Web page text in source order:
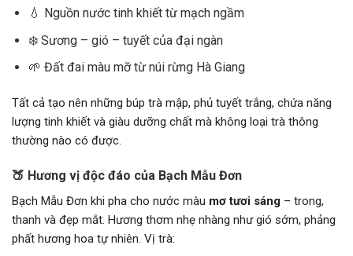
💧 Nguồn nước tinh khiết từ mạch ngầm
❄️ Sương – gió – tuyết của đại ngàn
🌱 Đất đai màu mỡ từ núi rừng Hà Giang
Tất cả tạo nên những búp trà mập, phủ tuyết trắng, chứa năng
lượng tinh khiết và giàu dưỡng chất mà không loại trà thông
thường nào có được.
🍑 Hương vị độc đáo của Bạch Mẫu Đơn
Bạch Mẫu Đơn khi pha cho nước màu mơ tươi sáng – trong,
thanh và đẹp mắt. Hương thơm nhẹ nhàng như gió sớm, phảng
phất hương hoa tự nhiên. Vị trà: